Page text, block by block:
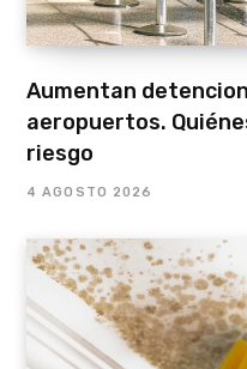
Aumentan
aeropuertos.
riesgo
4 AGOSTO 2026